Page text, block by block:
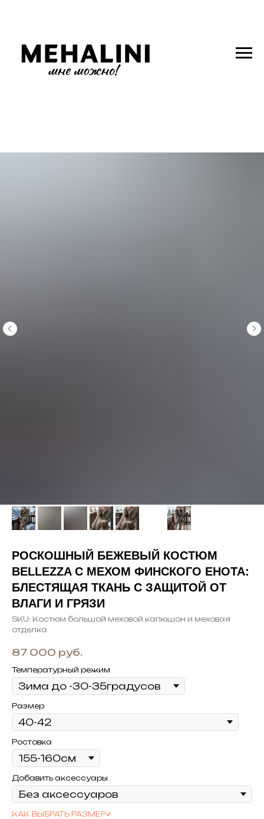
РОСКОШНЫЙ БЕЖЕВЫЙ КОСТЮМ
BELLEZZA С МЕХОМ ФИНСКОГО ЕНОТА:
БЛЕСТЯЩАЯ ТКАНЬ С ЗАЩИТОЙ ОТ
ВЛАГИ И ГРЯЗИ
SKU: Костюм большой меховой капюшон и меховая
отделка
87 000 руб.
Температурный режим
Размер
Ростовка
Добавить аксессуары
КАК ВЫБРАТЬ РАЗМЕР✔